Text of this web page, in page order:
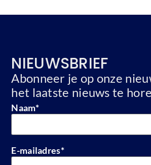
NIEUWSBRIEF
Abonneer je op onze
het laatste nieuws te
Naam*
E-mailadres*